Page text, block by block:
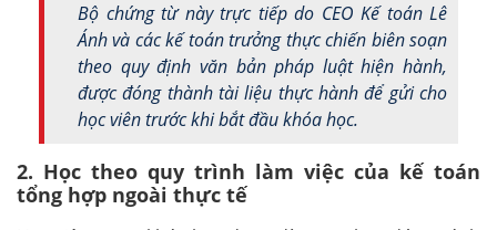
Bộ chứng từ này trực tiếp do CEO Kế toán Lê
Ánh và các kế toán trưởng thực chiến biên soạn
theo quy định văn bản pháp luật hiện hành,
được đóng thành tài liệu thực hành để gửi cho
học viên trước khi bắt đầu khóa học.
2. Học theo quy trình làm việc của kế toán
tổng hợp ngoài thực tế